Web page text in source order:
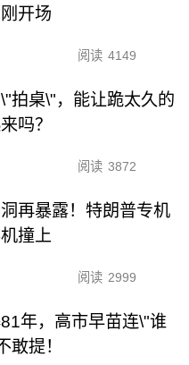
开场
阅读 4149
拍桌\"，能让跪太久的
吗？
阅读 3872
再暴露！特朗普专机
撞上
阅读 2999
年，高市早苗连\"谁
敢提！